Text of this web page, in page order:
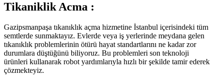
Tikaniklik Acma :
Gazipsmanpaşa tıkanıklık açma hizmetine İstanbul içerisindeki tüm
semtlerde sunmaktayız. Evlerde veya iş yerlerinde meydana gelen
tıkanıklık problemlerinin ötürü hayat standartlarını ne kadar zor
durumlara düştüğünü biliyoruz. Bu problemleri son teknoloji
ürünleri kullanarak robot yardımlarıyla hızlı bir şekilde tamir ederek
çözmekteyiz.